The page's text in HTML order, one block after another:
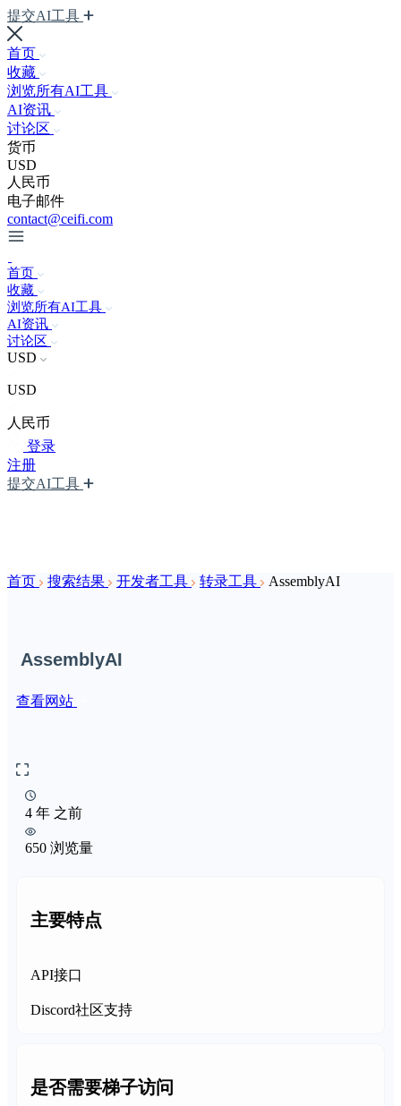
提交AI工具
首页
收藏
浏览所有AI工具
AI资讯
讨论区
货币
USD
人民币
电子邮件
contact@ceifi.com
首页
收藏
浏览所有AI工具
AI资讯
讨论区
USD
USD
人民币
登录
注册
提交AI工具
首页 搜索结果 开发者工具 转录工具 AssemblyAI
AssemblyAI
查看网站
4 年 之前
650 浏览量
主要特点
API接口
Discord社区支持
是否需要梯子访问